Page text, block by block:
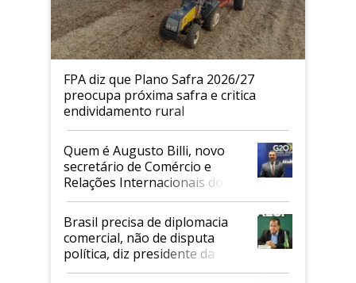
FPA diz que Plano Safra 2026/27
preocupa próxima safra e critica
endividamento rural
Quem é Augusto Billi, novo
secretário de Comércio e
Relações Internacionais do
Mapa
Brasil precisa de diplomacia
comercial, não de disputa
política, diz presidente da
Faesp